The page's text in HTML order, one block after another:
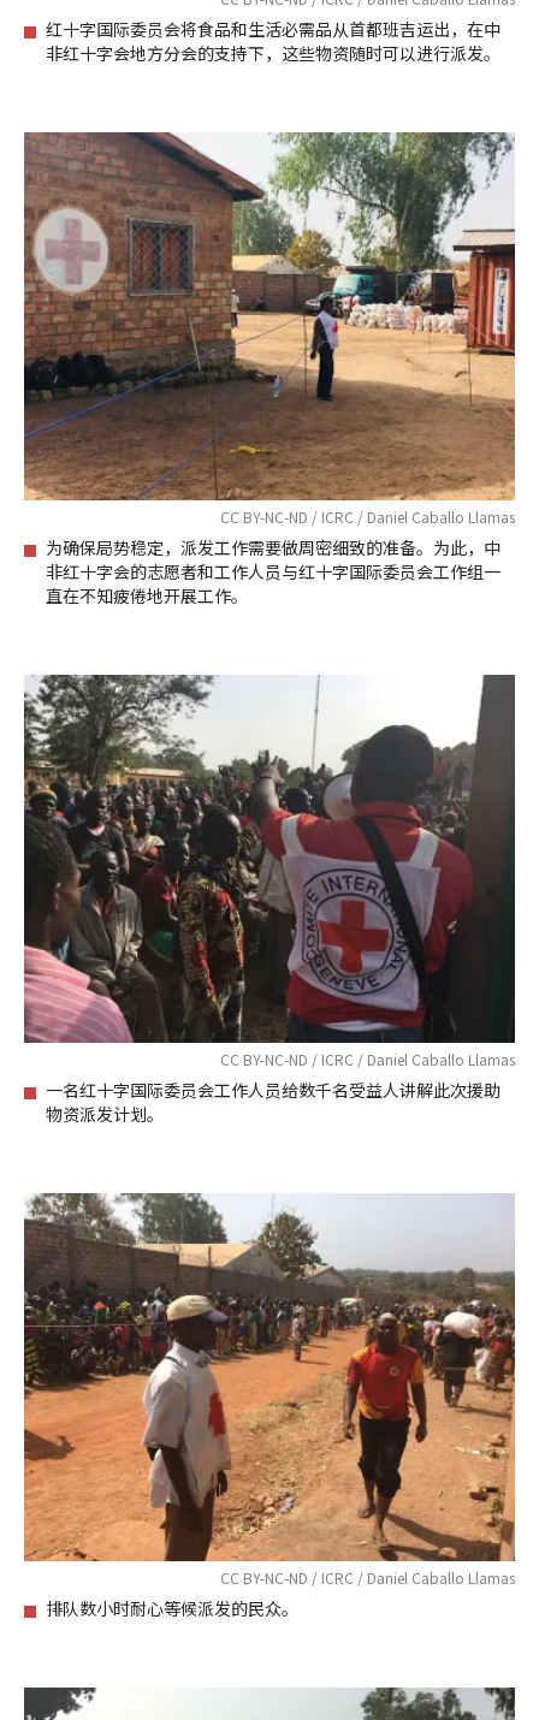
红十字国际委员会将食品和生活必需品从首都班吉运出，在中
非红十字会地方分会的支持下，这些物资随时可以进行派发。
CC BY-NC-ND / ICRC / Daniel Caballo Llamas
为确保局势稳定，派发工作需要做周密细致的准备。为此，中
非红十字会的志愿者和工作人员与红十字国际委员会工作组一
直在不知疲倦地开展工作。
CC BY-NC-ND / ICRC / Daniel Caballo Llamas
一名红十字国际委员会工作人员给数千名受益人讲解此次援助
物资派发计划。
CC BY-NC-ND / ICRC / Daniel Caballo Llamas
排队数小时耐心等候派发的民众。